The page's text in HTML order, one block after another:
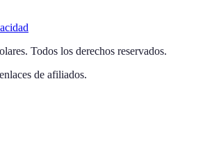
. Todos los derechos reservados.
de afiliados.